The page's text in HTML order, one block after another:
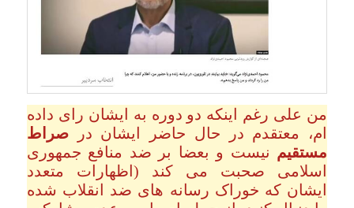
من علی رغم اینکه دو دوره به ایشان رای داده
ام، معتقدم در حال حاضر ایشان در صراط
مستقیم نیست و بعضا بر ضد منافع جمهوری
اسلامی صحبت می کند (اظهارات متعدد
ایشان که خوراک رسانه های ضد انقلاب شده